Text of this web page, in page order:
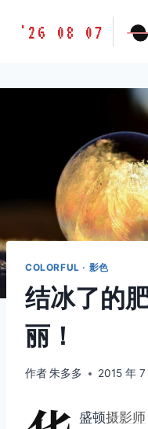
胶
味
'26 08 07
COLORFUL · 影色
结冰了的
丽！
作者朱多多 2015 年
盛顿摄影师